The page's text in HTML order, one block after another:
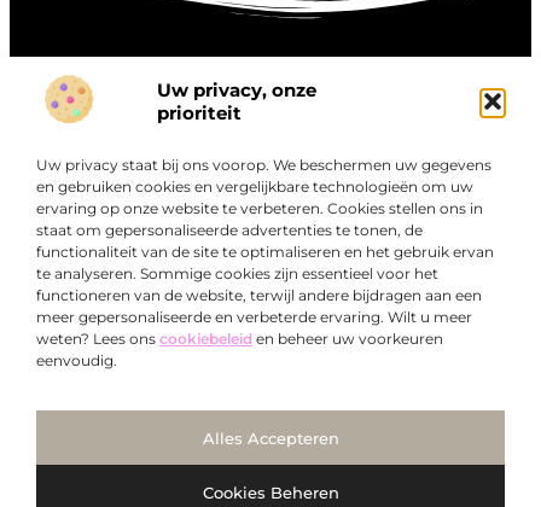
Uw privacy, onze
prioriteit
Uw privacy staat bij ons voorop. We beschermen uw gegevens
en gebruiken cookies en vergelijkbare technologieën om uw
ervaring op onze website te verbeteren. Cookies stellen ons in
staat om gepersonaliseerde advertenties te tonen, de
functionaliteit van de site te optimaliseren en het gebruik ervan
te analyseren. Sommige cookies zijn essentieel voor het
functioneren van de website, terwijl andere bijdragen aan een
meer gepersonaliseerde en verbeterde ervaring. Wilt u meer
weten? Lees ons cookiebeleid en beheer uw voorkeuren
eenvoudig.
Alles Accepteren
Cookies Beheren
Over
Bedrijf
“Ontdek een wereld van boeiende blogs en artikelen die
je zowel inspireren als informeren.”
Bij Exclusiefbedrijf.nl draait alles om het leveren van
kwalitatieve inzichten en verhalen die jouw dagelijks leven
verrijken en je uitdagen om verder te denken.
Onze informatie